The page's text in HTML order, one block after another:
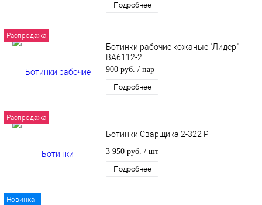
Подробнее
Распродажа
Ботинки рабочие кожаные "Лидер"
ВА6112-2
900 руб. / пар
Подробнее
Распродажа
Ботинки Сварщика 2-322 Р
3 950 руб. / шт
Подробнее
Новинка